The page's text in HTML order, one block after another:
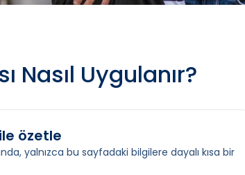
Nasıl Uygulanır?
özetle
yalnızca bu sayfadaki bilgilere dayalı kısa bir